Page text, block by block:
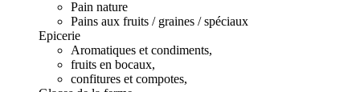
Pain nature
Pains aux fruits / graines / spéciaux
Epicerie
Aromatiques et condiments,
fruits en bocaux,
confitures et compotes,